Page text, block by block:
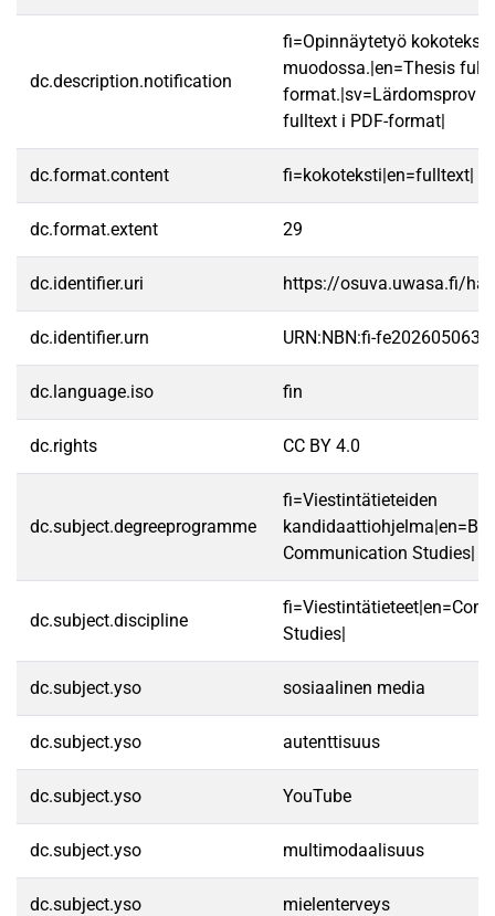
dc.description.notification
fi=Opinnäytetyö
muodossa.|en=Thesis
format.|sv=Lärdomsprov
fulltext i PDF-format|
dc.format.content fi=kokoteksti|en=fulltext|
dc.format.extent 29
dc.identifier.uri https://osuva.uwasa.fi/
dc.identifier.urn URN:NBN:fi-
dc.language.iso fin
dc.rights CC BY 4.0
dc.subject.degreeprogramme
fi=Viestintätieteiden
kandidaattiohjelma|en=BA
Communication Studies|
dc.subject.discipline
Studies|
dc.subject.yso sosiaalinen media
dc.subject.yso autenttisuus
dc.subject.yso YouTube
dc.subject.yso multimodaalisuus
dc.subject.yso mielenterveys